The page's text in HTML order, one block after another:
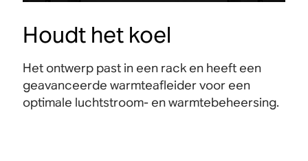
Houdt het koel
Het ontwerp past in een rack en heeft een
geavanceerde warmteafleider voor een
optimale luchtstroom- en warmtebeheersing.